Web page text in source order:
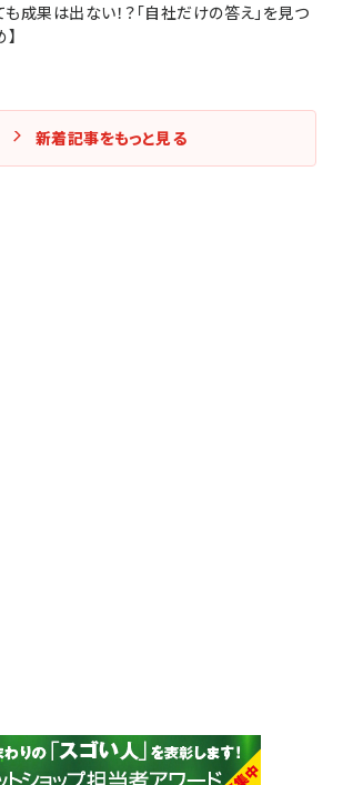
成果は出ない！？「自社だけの答え」を見つ
新着記事をもっと見る